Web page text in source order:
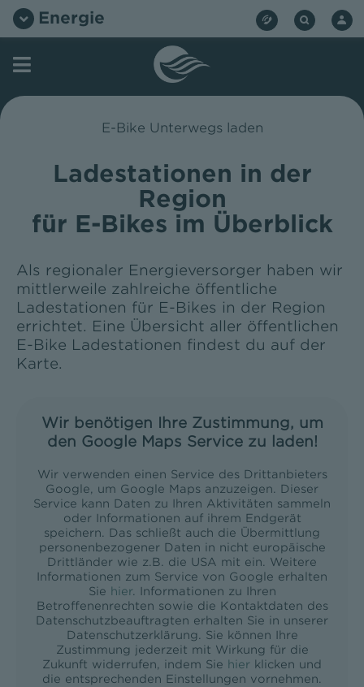
Zum
InhaltEnergie
E-Bike Unterwegs laden
Ladestationen in der
Region
für E-Bikes im Überblick
Als regionaler Energieversorger haben wir
mittlerweile zahlreiche öffentliche
Ladestationen für E-Bikes in der Region
errichtet. Eine Übersicht aller öffentlichen
E-Bike Ladestationen findest du auf der
Karte.
Wir benötigen Ihre Zustimmung, um
den Google Maps Service zu laden!
Wir verwenden einen Service des Drittanbieters
Google, um Google Maps anzuzeigen. Dieser
Service kann Daten zu Ihren Aktivitäten sammeln
oder Informationen auf ihrem Endgerät
speichern. Das schließt auch die Übermittlung
personenbezogener Daten in nicht europäische
Drittländer wie z.B. die USA mit ein. Weitere
Informationen zum Service von Google erhalten
Sie hier. Informationen zu Ihren
Betroffenenrechten sowie die Kontaktdaten des
Datenschutzbeauftragten erhalten Sie in unserer
Datenschutzerklärung. Sie können Ihre
Zustimmung jederzeit mit Wirkung für die
Zukunft widerrufen, indem Sie hier klicken und
die entsprechenden Einstellungen vornehmen.